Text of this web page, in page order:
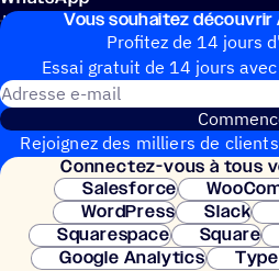
Katherine Kim 30 juin 2025
Vous souhai­tez
Profitez de 14 jours
Essai gratuit de 14 jours
Rejoignez des milliers de
nécessaire.
Connec­tez-vous à tous
Salesforce
WordPress
Slack
Squarespace
Square
Google Analytics